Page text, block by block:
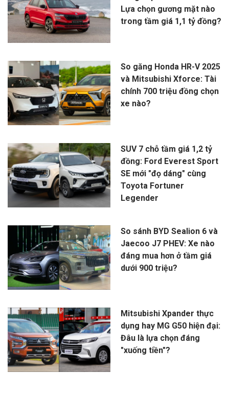
Lựa chọn gương mặt nào
trong tầm giá 1,1 tỷ đồng?
So găng Honda HR-V 2025
và Mitsubishi Xforce: Tài
chính 700 triệu đồng chọn
xe nào?
SUV 7 chỗ tầm giá 1,2 tỷ
đồng: Ford Everest Sport
SE mới "đọ dáng" cùng
Toyota Fortuner
Legender
So sánh BYD Sealion 6 và
Jaecoo J7 PHEV: Xe nào
đáng mua hơn ở tầm giá
dưới 900 triệu?
Mitsubishi Xpander thực
dụng hay MG G50 hiện đại:
Đâu là lựa chọn đáng
"xuống tiền"?